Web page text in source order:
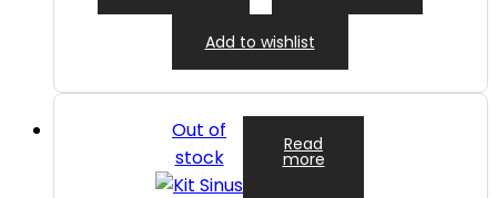
Add to wishlist
Out of
stock
Read
more